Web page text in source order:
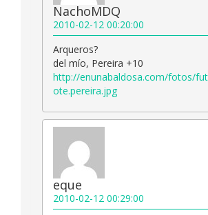
NachoMDQ
2010-02-12 00:20:00
Arqueros?
del mío, Pereira +10
http://enunabaldosa.com/fotos/
ote.pereira.jpg
eque
2010-02-12 00:29:00